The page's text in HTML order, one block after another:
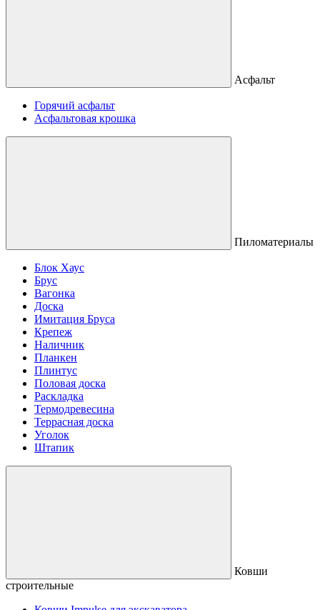
Асфальт
Горячий асфальт
Асфальтовая крошка
Пиломатериалы
Блок Хаус
Брус
Вагонка
Доска
Имитация Бруса
Крепеж
Наличник
Планкен
Плинтус
Половая доска
Раскладка
Термодревесина
Террасная доска
Уголок
Штапик
Ковши
строительные